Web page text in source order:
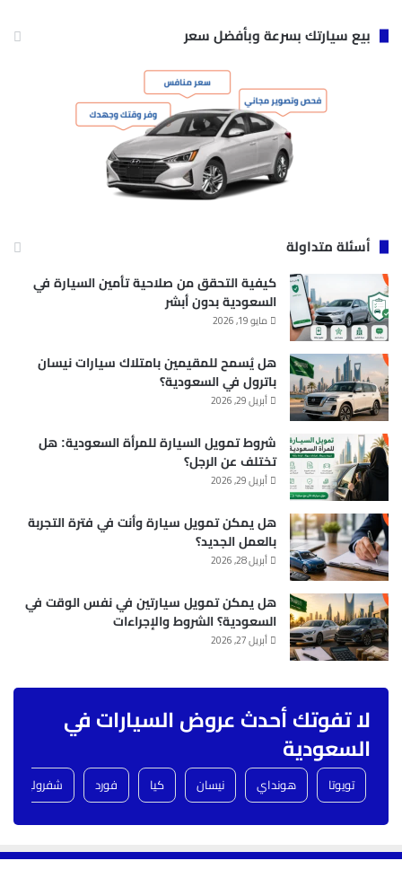
بيع سيارتك بسرعة وبأفضل سعر
أسئلة متداولة
كيفية التحقق من صلاحية تأمين السيارة في
السعودية بدون أبشر
مايو 19, 2026
هل يُسمح للمقيمين بامتلاك سيارات نيسان
باترول في السعودية؟
أبريل 29, 2026
شروط تمويل السيارة للمرأة السعودية: هل
تختلف عن الرجل؟
أبريل 29, 2026
هل يمكن تمويل سيارة وأنت في فترة التجربة
بالعمل الجديد؟
أبريل 28, 2026
هل يمكن تمويل سيارتين في نفس الوقت في
السعودية؟ الشروط والإجراءات
أبريل 27, 2026
لا تفوتك أحدث عروض السيارات في
السعودية
تويوتا هونداي نيسان كيا فورد شفروليه